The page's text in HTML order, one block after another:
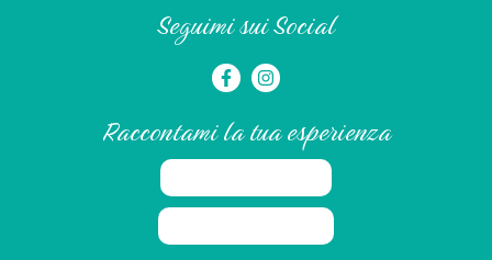
Seguimi sui Social
Raccontami la tua esperienza